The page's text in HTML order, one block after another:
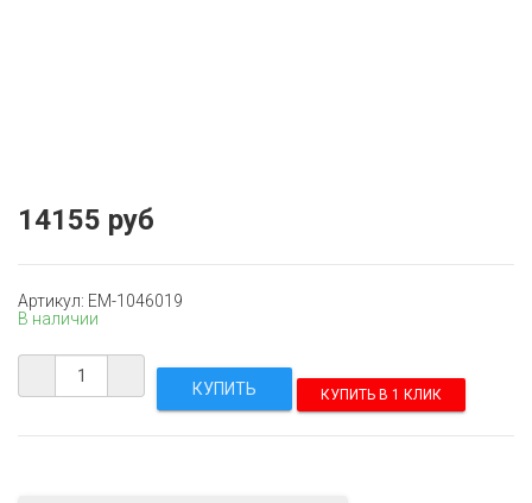
14155 руб
Артикул: EM-1046019
В наличии
КУПИТЬ В 1 КЛИК